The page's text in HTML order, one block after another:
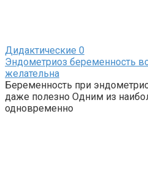
Дидактические 0
Эндометриоз беременность
желательна
Беременность при
даже полезно Одним из
одновременно